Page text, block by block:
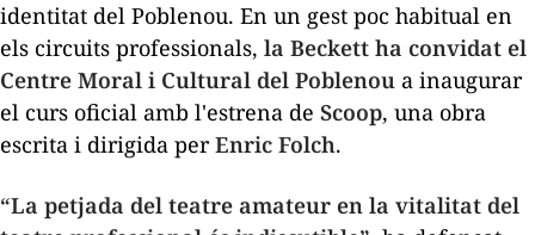
identitat del Poblenou. En un gest poc habitual en
els circuits professionals, la Beckett ha convidat el
Centre Moral i Cultural del Poblenou a inaugurar
el curs oficial amb l'estrena de Scoop, una obra
escrita i dirigida perEnric Folch.
“La petjada del teatre amateur en la vitalitat del